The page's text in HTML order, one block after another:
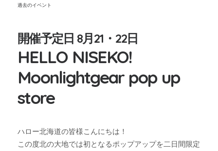
過去のイベント
開催予定日 8月21・22日
HELLO NISEKO!
Moonlightgear pop up
store
ハロー北海道の皆様こんにちは！
この度北の大地では初となるポップアップを二日間限定